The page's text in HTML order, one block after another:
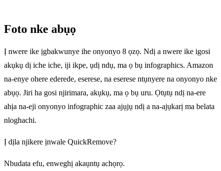
Foto nke abụọ
Ị nwere ike ịgbakwunye ihe onyonyo 8 ọzọ. Ndị a nwere ike igosi
akụkụ dị iche iche, iji ikpe, ụdị ndụ, ma ọ bụ infographics. Amazon
na-enye ohere ederede, eserese, na eserese ntụnyere na onyonyo nke
abụọ. Jiri ha gosi njirimara, akụkụ, ma ọ bụ uru. Ọtụtụ ndị na-ere
ahịa na-eji onyonyo infographic zaa ajụjụ ndị a na-ajụkarị ma belata
nloghachi.
Ị dịla njikere ịnwale QuickRemove?
Nbudata efu, enweghị akaụntụ achọrọ.